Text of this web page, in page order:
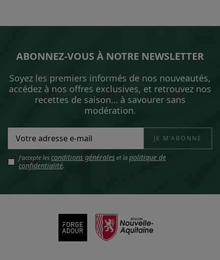
ABONNEZ-VOUS À NOTRE NEWSLETTER
Soyez les premiers informés de nos nouveautés,
accédez à nos offres exclusives, et retrouvez nos
recettes de saison… à savourer sans
modération.
J'accepte lesconditions généraleset lapolitique de
confidentialité.